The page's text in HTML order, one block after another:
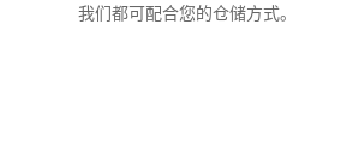
我们都可配合您的仓储方式。